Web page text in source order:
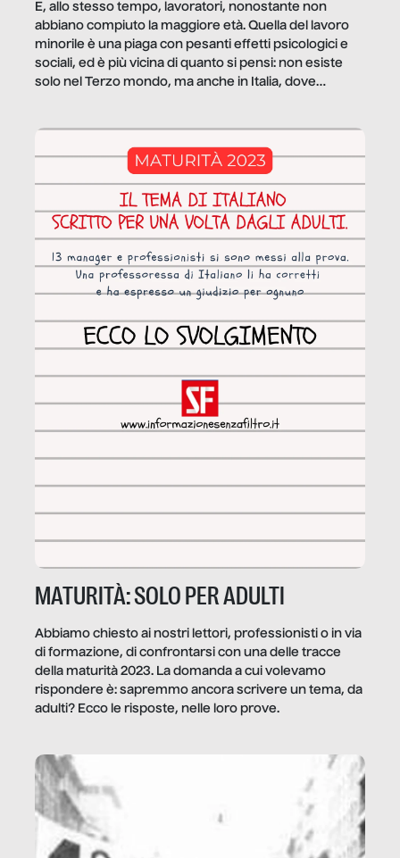
E, allo stesso tempo, lavoratori, nonostante non
abbiano compiuto la maggiore età. Quella del lavoro
minorile è una piaga con pesanti effetti psicologici e
sociali, ed è più vicina di quanto si pensi: non esiste
solo nel Terzo mondo, ma anche in Italia, dove
MATURITÀ: SOLO PER ADULTI
Abbiamo chiesto ai nostri lettori, professionisti o in via
di formazione, di confrontarsi con una delle tracce
della maturità 2023. La domanda a cui volevamo
rispondere è: sapremmo ancora scrivere un tema, da
adulti? Ecco le risposte, nelle loro prove.